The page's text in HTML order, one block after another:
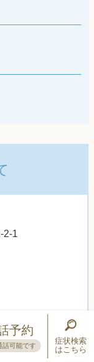
2-1
予約
話可能です
症状検索
はこちら